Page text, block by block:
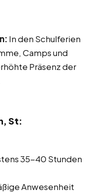
In den Schulferien
Camps und
Präsenz der
St:
35-40 Stunden
Anwesenheit